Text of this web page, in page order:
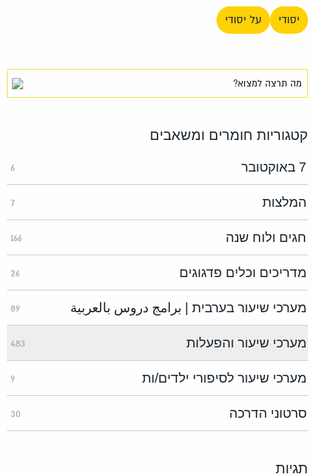
יסודי על יסודי
קטגוריות חומרים ומשאבים
7 באוקטובר 6
המלצות 7
חגים ולוח שנה 166
מדריכים וכלים פדגוגים 26
מערכי שיעור בערבית | برامج دروس بالعربية 89
מערכי שיעור והפעלות 483
מערכי שיעור לסיפורי ילדים/ות 9
סרטוני הדרכה 30
תגיות